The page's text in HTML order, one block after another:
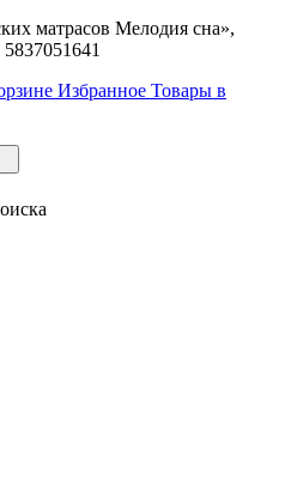
матрасов Мелодия сна»,
Избранное Товары в